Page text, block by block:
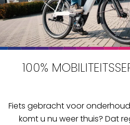
100%
Fiets gebracht voor
komt u nu weer thuis? Dat